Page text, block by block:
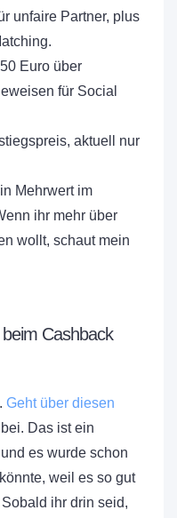
unfaire Partner, plus
Euro über
für Social
aktuell nur
Mehrwert im
ihr mehr über
wollt, schaut mein
Cashback
Geht über diesen
Das ist ein
es wurde schon
weil es so gut
ihr drin seid,